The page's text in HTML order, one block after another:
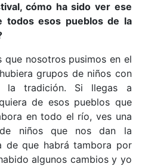
cómo ha sido ver ese
todos esos pueblos de la
que nosotros pusimos en el
grupos de niños con
la tradición. Si llegas a
de esos pueblos que
en todo el río, ves una
niños que nos dan la
de que habrá tambora por
algunos cambios y yo